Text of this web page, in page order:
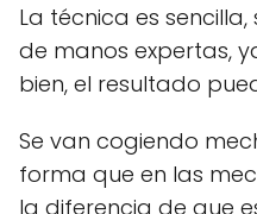
La técnica es
de manos expertas,
bien, el resultado
Se van cogiendo
forma que en las
la diferencia de que